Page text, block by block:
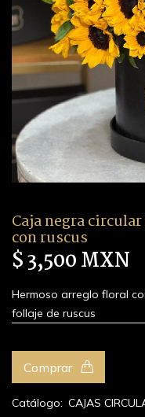
Caja negra
con ruscus
$ 3,500 MXN
Hermoso arreglo floral
follaje de ruscus
Comprar
Catálogo: CAJAS